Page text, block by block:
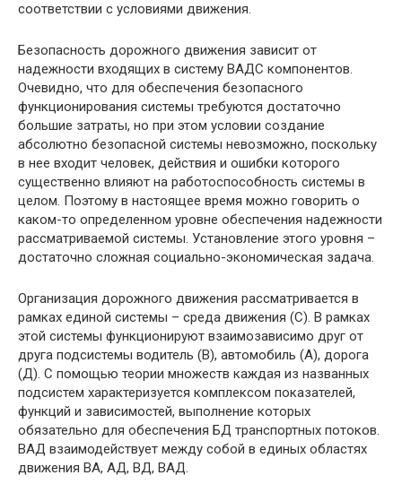
соответствии с условиями движения.
Безопасность дорожного движения зависит от
надежности входящих в систему ВАДС компонентов.
Очевидно, что для обеспечения безопасного
функционирования системы требуются достаточно
большие затраты, но при этом условии создание
абсолютно безопасной системы невозможно, поскольку
в нее входит человек, действия и ошибки которого
существенно влияют на работоспособность системы в
целом. Поэтому в настоящее время можно говорить о
каком-то определенном уровне обеспечения надежности
рассматриваемой системы. Установление этого уровня –
достаточно сложная социально-экономическая задача.
Организация дорожного движения рассматривается в
рамках единой системы – среда движения (С). В рамках
этой системы функционируют взаимозависимо друг от
друга подсистемы водитель (В), автомобиль (А), дорога
(Д). С помощью теории множеств каждая из названных
подсистем характеризуется комплексом показателей,
функций и зависимостей, выполнение которых
обязательно для обеспечения БД транспортных потоков.
ВАД взаимодействует между собой в единых областях
движения ВА, АД, ВД, ВАД.